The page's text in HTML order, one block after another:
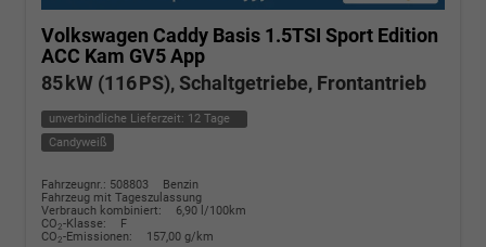
Volkswagen Caddy Basis 1.5TSI Sport Edition
ACC Kam GV5 App
85 kW (116 PS), Schaltgetriebe, Frontantrieb
unverbindliche Lieferzeit: 12 Tage
Candyweiß
Fahrzeugnr.: 508803
Benzin
Fahrzeug mit Tageszulassung
Verbrauch kombiniert:
6,90 l/100km
CO2-Klasse:
F
CO2-Emissionen: 157,00 g/km